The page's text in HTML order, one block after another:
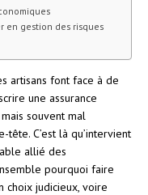
en gestion des risques
artisans font face à de
une assurance
souvent mal
C’est là qu’intervient
allié des
pourquoi faire
choix judicieux, voire